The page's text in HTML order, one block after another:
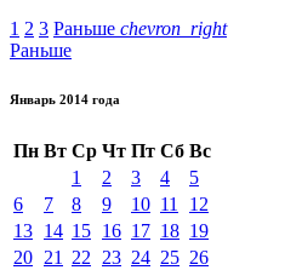
1 2 3 Раньше chevron_right
Раньше
Январь 2014 года
Пн Вт Ср Чт Пт Сб Вс
1
2 3 4
5
6
7 8 9 10 11
12
13 14 15 16 17 18 19
20 21 22 23 24 25 26